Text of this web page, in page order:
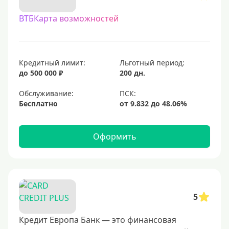
С овердрафтом
С процентом на остаток
Доступные
Сумма (рублей)
25000 руб
30000 руб
40000 руб
ВТБКарта возможностей
Кредитный лимит:
до 500 000 ₽
Льготный период:
200 дн.
Обслуживание:
Бесплатно
Оформить
5
Кредит Европа Банк — это финансовая